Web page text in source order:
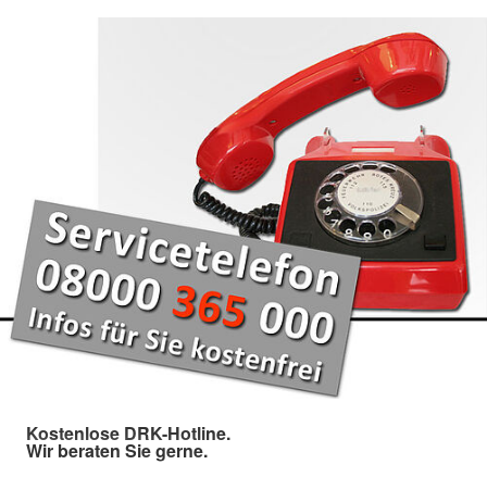
Kostenlose DRK-Hotline.
Wir beraten Sie gerne.